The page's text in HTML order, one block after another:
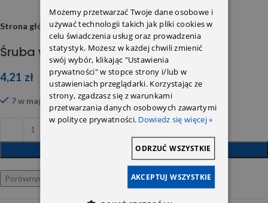
Strona główna
Śruba wału Sprinter 906 M12x1,5×30
4,21 zł
7 w magazynie
DODAJ DO KOSZYKA
Porównywarka
Możemy przetwarzać Twoje dane osobowe i
używać technologii takich jak pliki cookies w
celu świadczenia usług oraz prowadzenia
statystyk. Możesz w każdej chwili zmienić
swój wybór, klikając "Ustawienia
prywatności" w stopce strony i/lub w
ustawieniach przeglądarki. Korzystając ze
strony, zgadzasz się z warunkami
przetwarzania danych osobowych zawartymi
w polityce prywatności. Dowiedz się więcej »
AKCEPTUJ WSZYSTKIE
ODRZUĆ WSZYSTKIE